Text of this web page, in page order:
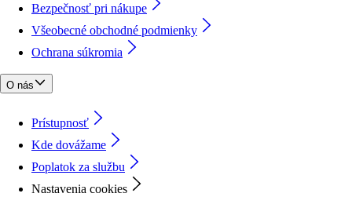
Bezpečnosť pri nákupe
Všeobecné obchodné podmienky
Ochrana súkromia
O nás
Prístupnosť
Kde dovážame
Poplatok za službu
Nastavenia cookies